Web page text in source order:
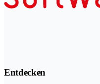
Entdecken